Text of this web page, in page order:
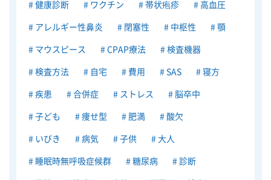
健康診断 ワクチン 帯状疱疹 高血圧
アレルギー性鼻炎 閉塞性 中枢性 顎
マウスピース CPAP療法 検査機器
検査方法 自宅 費用 SAS 寝方
疾患 合併症 ストレス 脳卒中
子ども 痩せ型 肥満 酸欠
いびき 病気 子供 大人
睡眠時無呼吸症候群 糖尿病 診断